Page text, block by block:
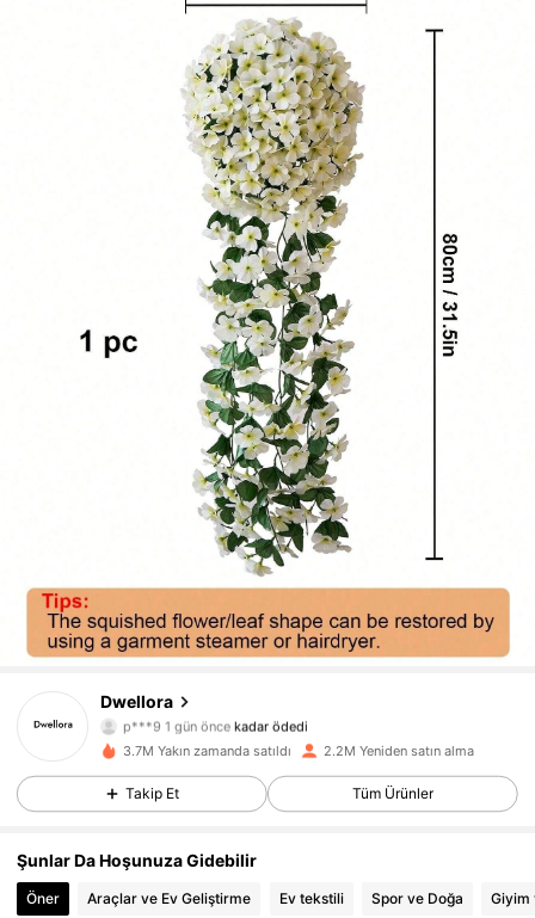
Dwellora
4,85
92K Takipçiler
p***9 1 gün öncekadar ödedi
4,85 92K Takipçiler
4,85 92K Takipçiler
3.7M Yakın zamanda satıldı 2.2M Yeniden satın alma
Takip Et Tüm Ürünler
Şunlar Da Hoşunuza Gidebilir
Öner Araçlar ve Ev Geliştirme Ev tekstili Spor ve Doğa Giyim